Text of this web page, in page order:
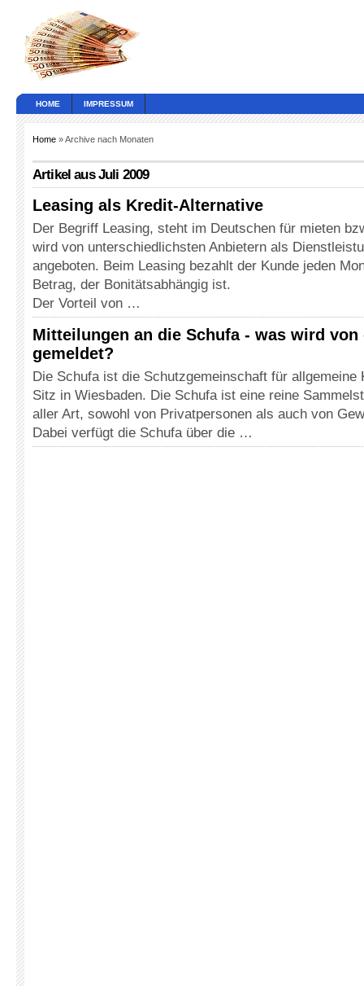
HOME IMPRESSUM
Home » Archive nach Monaten
Artikel aus Juli 2009
Leasing als Kredit-Alternative
Der Begriff Leasing, steht im Deutschen für mieten
wird von unterschiedlichsten Anbietern als
angeboten. Beim Leasing bezahlt der Kunde jeden
Betrag, der Bonitätsabhängig ist.
Der Vorteil von …
Mitteilungen an die Schufa - was wird von
gemeldet?
Die Schufa ist die Schutzgemeinschaft für allgemeine
Sitz in Wiesbaden. Die Schufa ist eine reine
aller Art, sowohl von Privatpersonen als auch von
Dabei verfügt die Schufa über die …